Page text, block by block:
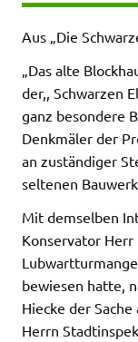
Aus „Die
„Das alte
der,, Schwarzen
ganz besondere
Denkmäler der
an zuständiger
seltenen
Mit demselben
Konservator
bewiesen hatte,
Hiecke der
Herrn